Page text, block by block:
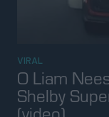
Ακούστε
Hypercar